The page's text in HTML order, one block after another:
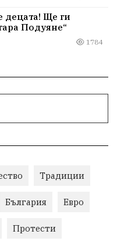
децата! Ще ги
Подуяне“
1784
Традиции
България Евро
Протести